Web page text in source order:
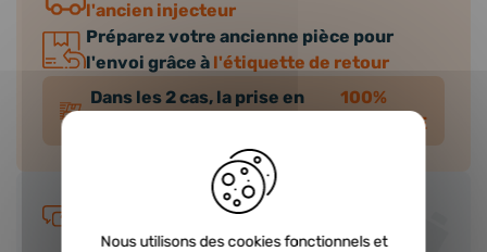
l'ancien injecteur
Préparez votre ancienne pièce pour
l'envoi grâce à l'étiquette de retour
Dans les 2 cas, la prise en
100%
GRATUITE
Guide d'achat
Nous utilisons des cookies fonctionnels et